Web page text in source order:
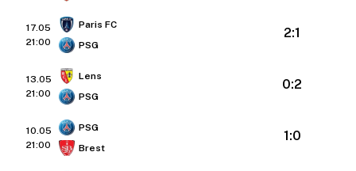
17.05
21:00
Paris FC
PSG
2:1
13.05
21:00
Lens
PSG
0:2
10.05
21:00
PSG
Brest
1:0